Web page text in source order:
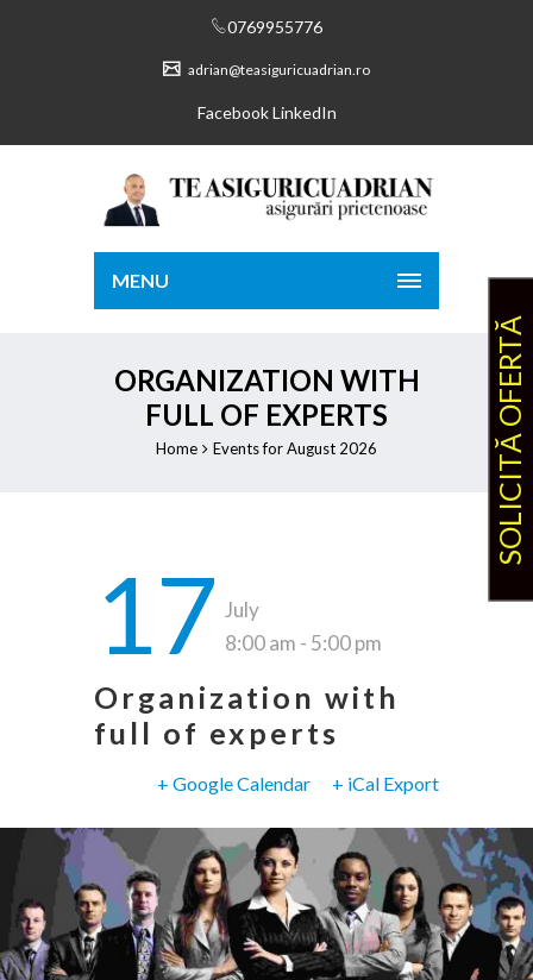
0769955776
adrian@teasiguricuadrian.ro
Facebook LinkedIn
MENU
ORGANIZATION WITH
FULL OF EXPERTS
Home Events for August 2026
17 July
8:00 am - 5:00 pm
Organization with
full of experts
+ Google Calendar + iCal Export
SOLICITĂ OFERTĂ